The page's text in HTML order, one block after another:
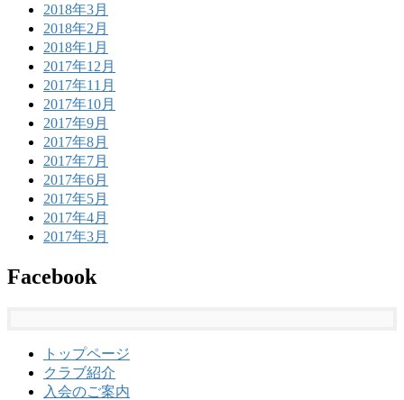
2018年3月
2018年2月
2018年1月
2017年12月
2017年11月
2017年10月
2017年9月
2017年8月
2017年7月
2017年6月
2017年5月
2017年4月
2017年3月
Facebook
トップページ
クラブ紹介
入会のご案内